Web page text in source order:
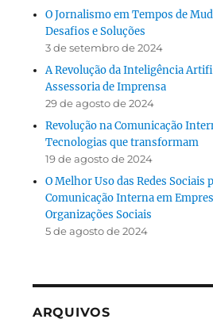
O Jornalismo em Tempos de
Desafios e Soluções
3 de setembro de 2024
A Revolução da Inteligência
Assessoria de Imprensa
29 de agosto de 2024
Revolução na Comunicação
Tecnologias que transformam
19 de agosto de 2024
O Melhor Uso das Redes Sociais
Comunicação Interna em
Organizações Sociais
5 de agosto de 2024
ARQUIVOS